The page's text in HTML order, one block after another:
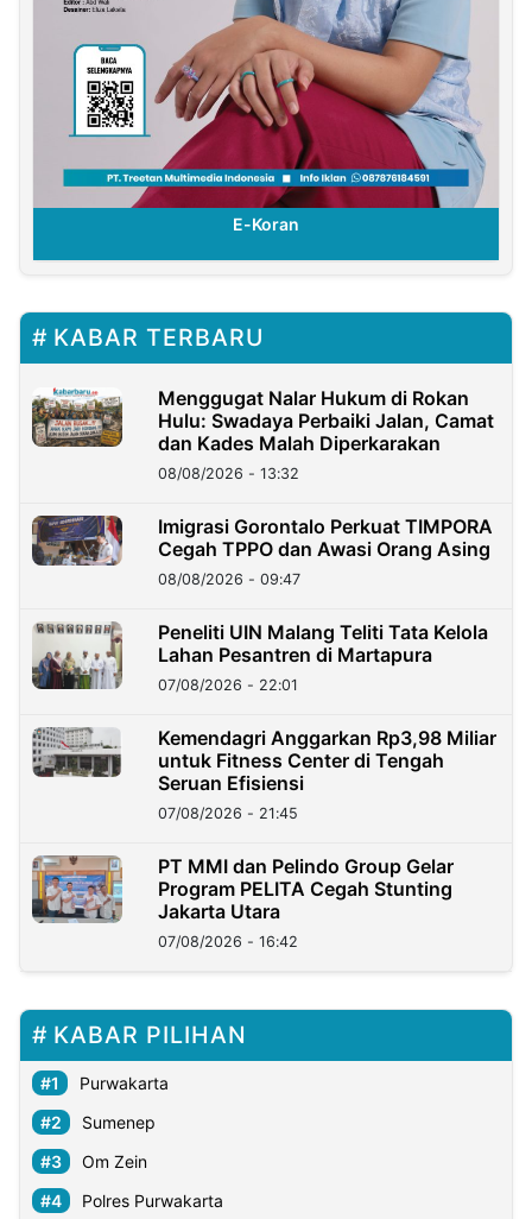
E-Koran
KABAR TERBARU
Menggugat Nalar Hukum di Rokan
Hulu: Swadaya Perbaiki Jalan, Camat
dan Kades Malah Diperkarakan
08/08/2026 - 13:32
Imigrasi Gorontalo Perkuat TIMPORA
Cegah TPPO dan Awasi Orang Asing
08/08/2026 - 09:47
Peneliti UIN Malang Teliti Tata Kelola
Lahan Pesantren di Martapura
07/08/2026 - 22:01
Kemendagri Anggarkan Rp3,98 Miliar
untuk Fitness Center di Tengah
Seruan Efisiensi
07/08/2026 - 21:45
PT MMI dan Pelindo Group Gelar
Program PELITA Cegah Stunting
Jakarta Utara
07/08/2026 - 16:42
KABAR PILIHAN
Purwakarta
Sumenep
Om Zein
Polres Purwakarta